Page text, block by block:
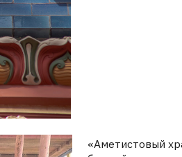
«Аметистовый храм» — такой
буддийского храма в
фиолетовому оттенку
И в самом деле, Дацан
буддизме издревле важную
исполняющая желания
чистую природу ума,
все зло, драгоценности-
качества